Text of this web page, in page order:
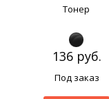
Тонер
136 руб.
Под заказ